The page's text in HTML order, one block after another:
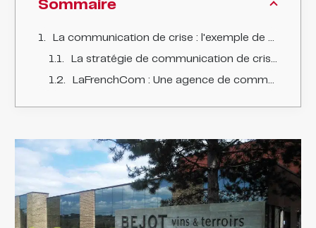
Sommaire
La communication de crise : l'exemple de Béjot et la stratégie de LaFrenchCom saluée par la presse
La stratégie de communication de crise de Béjot : un modèle salué par la presse locale
LaFrenchCom : Une agence de communication de crise incontournable selon Leaders League